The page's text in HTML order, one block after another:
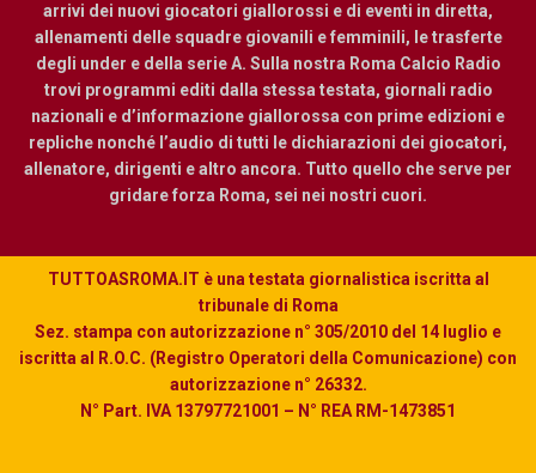
arrivi dei nuovi giocatori giallorossi e di eventi in diretta,
allenamenti delle squadre giovanili e femminili, le trasferte
degli under e della serie A. Sulla nostra Roma Calcio Radio
trovi programmi editi dalla stessa testata, giornali radio
nazionali e d’informazione giallorossa con prime edizioni e
repliche nonché l’audio di tutti le dichiarazioni dei giocatori,
allenatore, dirigenti e altro ancora. Tutto quello che serve per
gridare forza Roma, sei nei nostri cuori.
TUTTOASROMA.IT è una testata giornalistica iscritta al
tribunale di Roma
Sez. stampa con autorizzazione n° 305/2010 del 14 luglio e
iscritta al R.O.C. (Registro Operatori della Comunicazione) con
autorizzazione n° 26332.
N° Part. IVA 13797721001 – N° REA RM-1473851